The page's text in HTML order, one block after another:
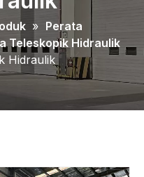
» Perata
Teleskopik Hidraulik
Hidraulik